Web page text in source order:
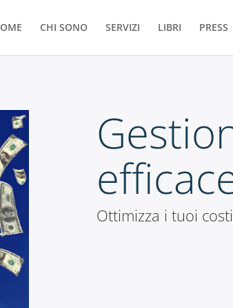
CHI SONO SERVIZI LIBRI PRESS
Ottimizza i tuoi